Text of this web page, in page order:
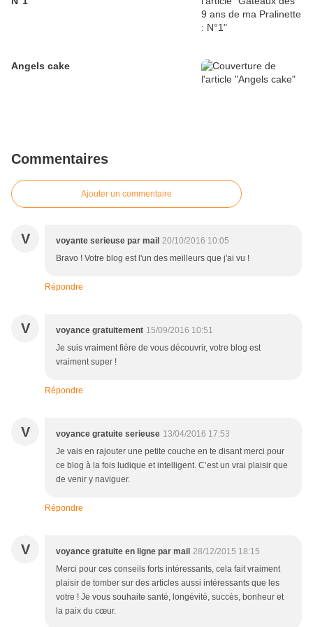
Angels cake
Commentaires
Ajouter un commentaire
V voyante serieuse par mail 20/10/2016 10:05
Bravo ! Votre blog est l'un des meilleurs que j'ai vu !
Répondre
V voyance gratuitement 15/09/2016 10:51
Je suis vraiment fière de vous découvrir, votre blog est
vraiment super !
Répondre
V voyance gratuite serieuse 13/04/2016 17:53
Je vais en rajouter une petite couche en te disant merci pour
ce blog à la fois ludique et intelligent. C’est un vrai plaisir que
de venir y naviguer.
Répondre
V voyance gratuite en ligne par mail 28/12/2015 18:15
Merci pour ces conseils forts intéressants, cela fait vraiment
plaisir de tomber sur des articles aussi intéressants que les
votre ! Je vous souhaite santé, longévité, succès, bonheur et
la paix du cœur.